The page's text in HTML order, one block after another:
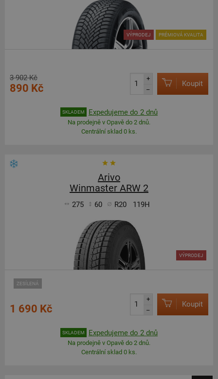
VÝPRODEJ PRÉMIOVÁ KVALITA
3 902 Kč
890 Kč
+
–
Koupit
SKLADEM Expedujeme do 2 dnů
Na prodejně v Opavě do 2 dnů.
Centrální sklad 0 ks.
Arivo
Winmaster ARW 2
275 60 R20 119H
ZESÍLENÁ
VÝPRODEJ
1 690 Kč
+
–
Koupit
SKLADEM Expedujeme do 2 dnů
Na prodejně v Opavě do 2 dnů.
Centrální sklad 0 ks.